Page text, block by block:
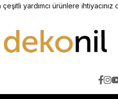
yardımcı ürünlere ihtiyacınız